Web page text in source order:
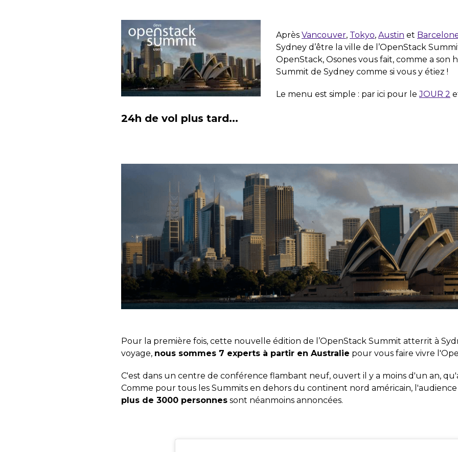
Après Vancouver, Tokyo, Austin et
Sydney d’être la ville de l’OpenStack
OpenStack, Osones vous fait, comme a son
Summit de Sydney comme si vous y étiez !
Le menu est simple : par ici pour leJOUR 2
24h de vol plus tard...
Pour la première fois, cette nouvelle édition de l’OpenStack Summit atterrit à
voyage, nous sommes 7 experts à partir en Australie pour vous faire vivre
C'est dans un centre de conférence flambant neuf, ouvert il y a moins d'un an,
Comme pour tous les Summits en dehors du continent nord américain,
plus de 3000 personnes sont néanmoins annoncées.